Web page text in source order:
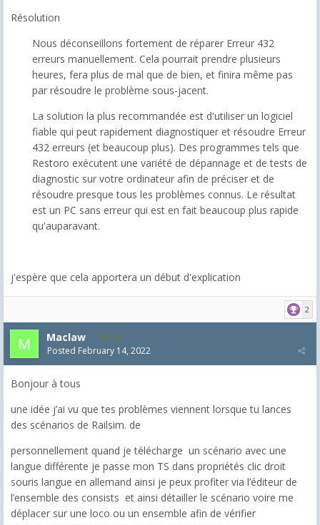
Résolution
Nous déconseillons fortement de réparer Erreur 432
erreurs manuellement. Cela pourrait prendre plusieurs
heures, fera plus de mal que de bien, et finira même pas
par résoudre le problème sous-jacent.
La solution la plus recommandée est d'utiliser un logiciel
fiable qui peut rapidement diagnostiquer et résoudre Erreur
432 erreurs (et beaucoup plus). Des programmes tels que
Restoro exécutent une variété de dépannage et de tests de
diagnostic sur votre ordinateur afin de préciser et de
résoudre presque tous les problèmes connus. Le résultat
est un PC sans erreur qui est en fait beaucoup plus rapide
qu'auparavant.
j'espère que cela apportera un début d'explication
2
Maclaw 125
Posted February 14, 2022
Bonjour à tous
une idée j’ai vu que tes problèmes viennent lorsque tu lances
des scénarios de Railsim. de
personnellement quand je télécharge un scénario avec une
langue différente je passe mon TS dans propriétés clic droit
souris langue en allemand ainsi je peux profiter via l’éditeur de
l’ensemble des consists et ainsi détailler le scénario voire me
déplacer sur une loco ou un ensemble afin de vérifier